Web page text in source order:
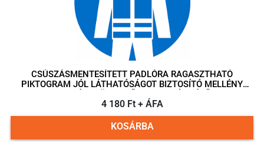
CSÚSZÁSMENTESÍTETT PADLÓRA RAGASZTHATÓ
PIKTOGRAM JÓL LÁTHATÓSÁGOT BIZTOSÍTÓ MELLÉNY
4 180 Ft + ÁFA
KOSÁRBA